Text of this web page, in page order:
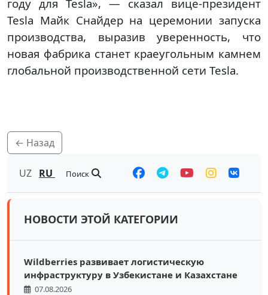
году для Tesla», — сказал вице-президент
Tesla Майк Снайдер на церемонии запуска
производства, выразив уверенность, что
новая фабрика станет краеугольным камнем
глобальной производственной сети Tesla.
← Назад
UZ RU Поиск
НОВОСТИ ЭТОЙ КАТЕГОРИИ
Wildberries развивает логистическую
инфраструктуру в Узбекистане и Казахстане
07.08.2026